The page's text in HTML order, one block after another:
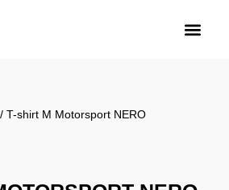
/ T-shirt M Motorsport NERO